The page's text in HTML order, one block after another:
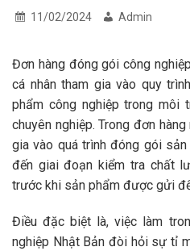
11/02/2024 Admin
Đơn hàng đóng gói công
cá nhân tham gia vào quy
phẩm công nghiệp trong môi
chuyên nghiệp. Trong đơn
gia vào quá trình đóng gói
đến giai đoạn kiểm tra chất
trước khi sản phẩm được gửi
Điều đặc biệt là, việc làm
nghiệp Nhật Bản đòi hỏi sự tỉ